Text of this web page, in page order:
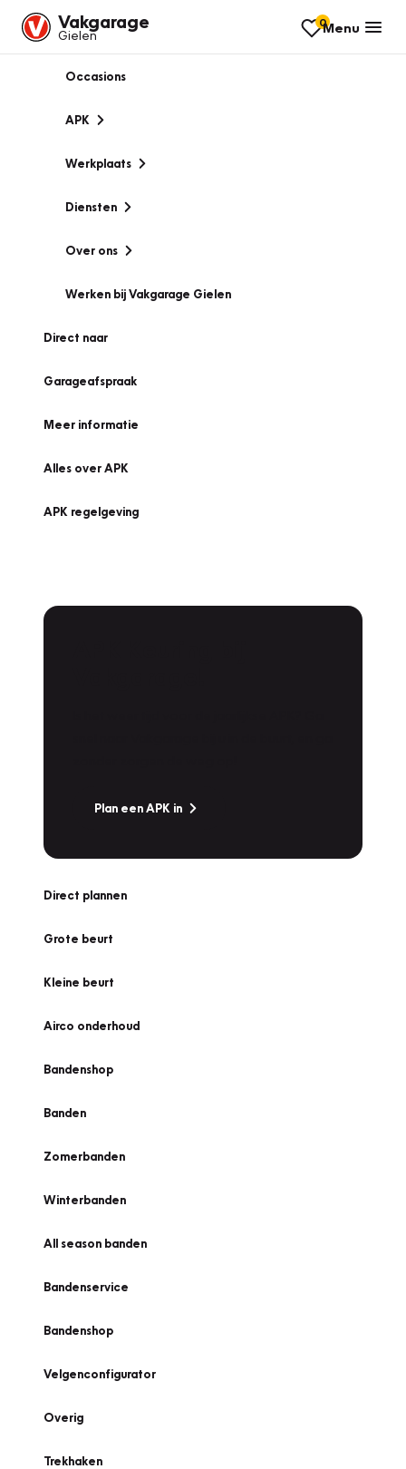
Vakgarage
Gielen
0Menu
Occasions
APK
Werkplaats
Diensten
Over ons
Werken bij Vakgarage Gielen
Direct naar
Garageafspraak
Meer informatie
Alles over APK
APK regelgeving
Plan een APK in
Direct plannen
Grote beurt
Kleine beurt
Airco onderhoud
Bandenshop
Banden
Zomerbanden
Winterbanden
All season banden
Bandenservice
Bandenshop
Velgenconfigurator
Overig
Trekhaken